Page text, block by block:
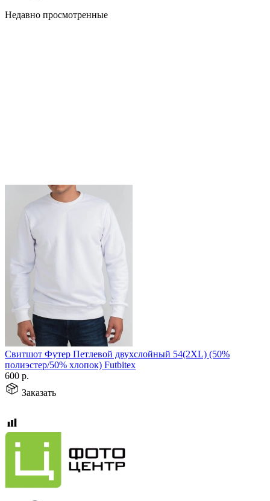
Недавно просмотренные
Свитшот Футер Петлевой двухслойный 54(2XL) (50%
полиэстер/50% хлопок) Futbitex
600 р.
Заказать